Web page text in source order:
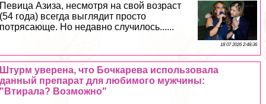
Певица Азиза, несмотря на свой возраст
(54 года) всегда выглядит просто
потрясающе. Но недавно случилось......
18 07 2026 2:48:36
Штурм уверена, что Бочкарева использовала
данный препарат для любимого мужчины:
"Втирала? Возможно"